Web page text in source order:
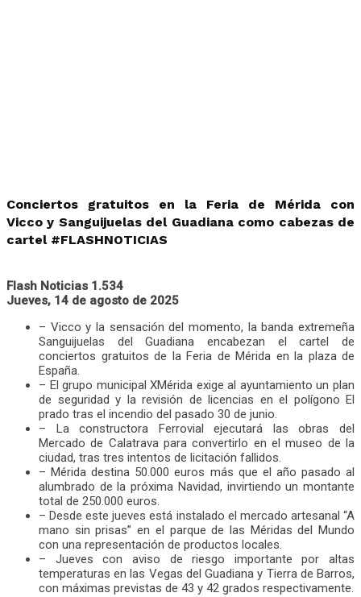
Conciertos gratuitos en la Feria de Mérida con
Vicco y Sanguijuelas del Guadiana como cabezas de
cartel #FLASHNOTICIAS
Flash Noticias 1.534
Jueves, 14 de agosto de 2025
– Vicco y la sensación del momento, la banda extremeña
Sanguijuelas del Guadiana encabezan el cartel de
conciertos gratuitos de la Feria de Mérida en la plaza de
España.
– El grupo municipal XMérida exige al ayuntamiento un plan
de seguridad y la revisión de licencias en el polígono El
prado tras el incendio del pasado 30 de junio.
– La constructora Ferrovial ejecutará las obras del
Mercado de Calatrava para convertirlo en el museo de la
ciudad, tras tres intentos de licitación fallidos.
– Mérida destina 50.000 euros más que el año pasado al
alumbrado de la próxima Navidad, invirtiendo un montante
total de 250.000 euros.
– Desde este jueves está instalado el mercado artesanal “A
mano sin prisas” en el parque de las Méridas del Mundo
con una representación de productos locales.
– Jueves con aviso de riesgo importante por altas
temperaturas en las Vegas del Guadiana y Tierra de Barros,
con máximas previstas de 43 y 42 grados respectivamente.